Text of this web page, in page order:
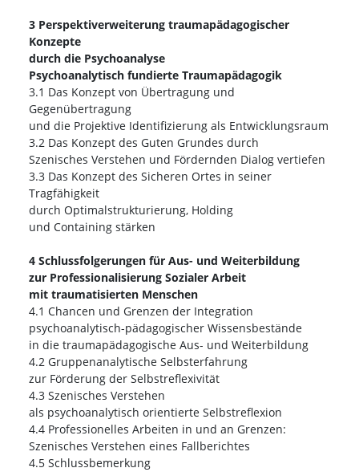
3 Perspektiverweiterung traumapädagogischer
Konzepte
durch die Psychoanalyse
Psychoanalytisch fundierte Traumapädagogik
3.1 Das Konzept von Übertragung und
Gegenübertragung
und die Projektive Identifizierung als Entwicklungsraum
3.2 Das Konzept des Guten Grundes durch
Szenisches Verstehen und Fördernden Dialog vertiefen
3.3 Das Konzept des Sicheren Ortes in seiner
Tragfähigkeit
durch Optimalstrukturierung, Holding
und Containing stärken
4 Schlussfolgerungen für Aus- und Weiterbildung
zur Professionalisierung Sozialer Arbeit
mit traumatisierten Menschen
4.1 Chancen und Grenzen der Integration
psychoanalytisch-pädagogischer Wissensbestände
in die traumapädagogische Aus- und Weiterbildung
4.2 Gruppenanalytische Selbsterfahrung
zur Förderung der Selbstreflexivität
4.3 Szenisches Verstehen
als psychoanalytisch orientierte Selbstreflexion
4.4 Professionelles Arbeiten in und an Grenzen:
Szenisches Verstehen eines Fallberichtes
4.5 Schlussbemerkung